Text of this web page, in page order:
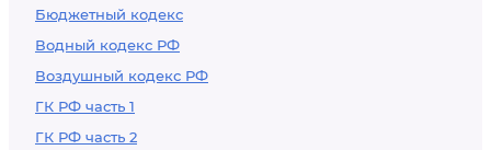
Бюджетный кодекс
Водный кодекс РФ
Воздушный кодекс РФ
ГК РФ часть 1
ГК РФ часть 2